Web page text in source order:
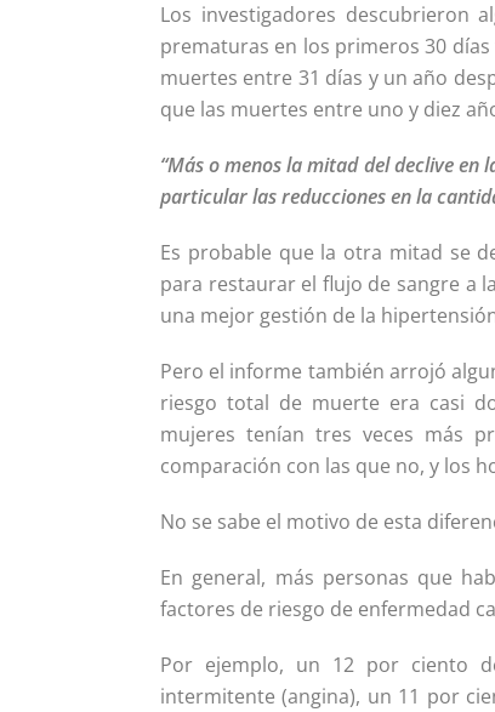
Los investigadores descubrieron
prematuras en los primeros 30
muertes entre 31 días y un año
que las muertes entre uno y diez
“Más o menos la mitad del declive en
particular las reducciones en la
Es probable que la otra mitad se
para restaurar el flujo de sangre a
una mejor gestión de la
Pero el informe también arrojó
riesgo total de muerte era casi
mujeres tenían tres veces más
comparación con las que no, y los
No se sabe el motivo de esta
En general, más personas que
factores de riesgo de enfermedad
Por ejemplo, un 12 por ciento
intermitente (angina), un 11 por